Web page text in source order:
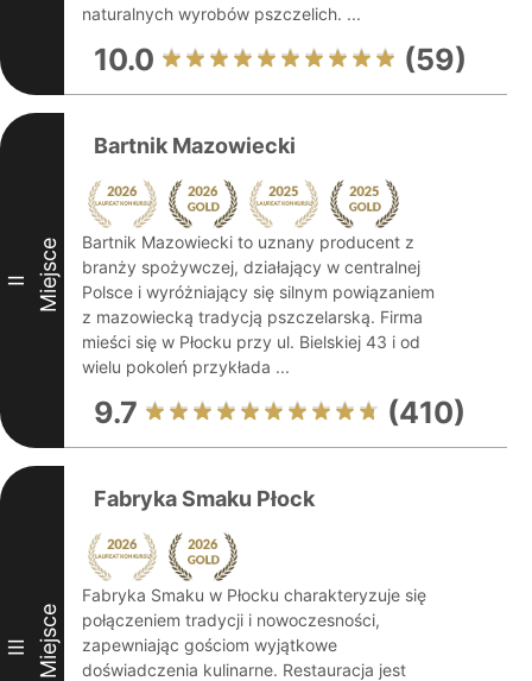
naturalnych wyrobów pszczelich. ...
10.0 (59)
II Miejsce
Bartnik Mazowiecki
Bartnik Mazowiecki to uznany producent z
branży spożywczej, działający w centralnej
Polsce i wyróżniający się silnym powiązaniem
z mazowiecką tradycją pszczelarską. Firma
mieści się w Płocku przy ul. Bielskiej 43 i od
wielu pokoleń przykłada ...
9.7 (410)
III Miejsce
Fabryka Smaku Płock
Fabryka Smaku w Płocku charakteryzuje się
połączeniem tradycji i nowoczesności,
zapewniając gościom wyjątkowe
doświadczenia kulinarne. Restauracja jest